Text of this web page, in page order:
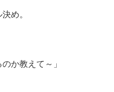
め。
か教えて～」